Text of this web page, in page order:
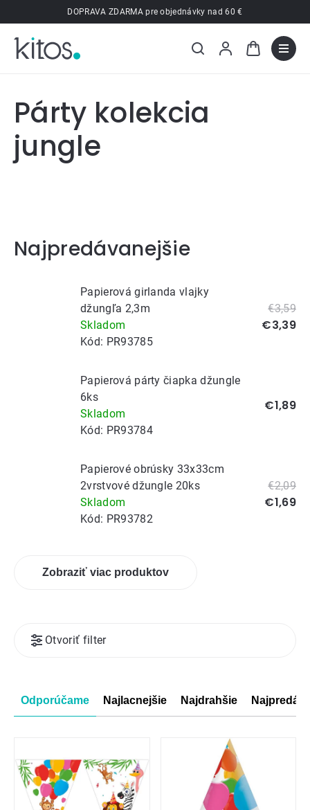
na
obsah
DOPRAVA ZDARMA pre objednávky nad 60 €
Párty kolekcia
jungle
Najpredávanejšie
Papierová girlanda vlajky
džungľa 2,3m
Skladom
Kód: PR93785
€3,59
€3,39
Papierová párty čiapka džungle
6ks
Skladom
Kód: PR93784
€1,89
Papierové obrúsky 33x33cm
2vrstvové džungle 20ks
Skladom
Kód: PR93782
€2,09
€1,69
Zobraziť viac produktov
Radenie
produktov
Odporúčame Najlacnejšie Najdrahšie
Otvoriť filter
Výpis